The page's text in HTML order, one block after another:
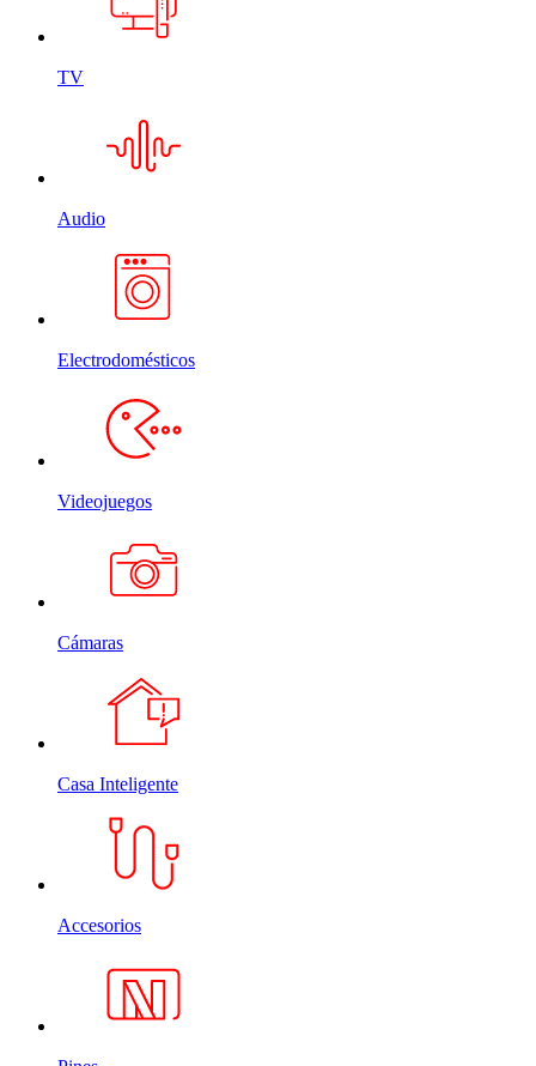
TV
Audio
Electrodomésticos
Videojuegos
Cámaras
Casa Inteligente
Accesorios